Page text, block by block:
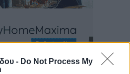
- Do Not Process My
ειδήσεων